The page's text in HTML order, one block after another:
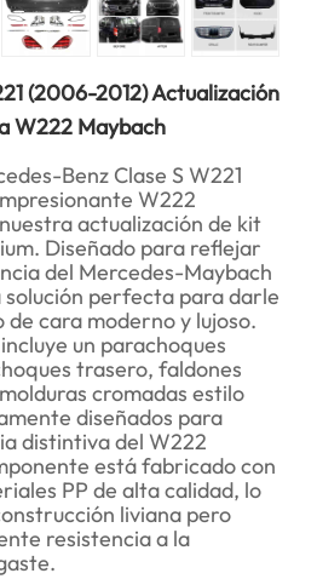
(2006-2012) Actualización
W222 Maybach
Benz Clase S W221
W222
actualización de kit
Diseñado para reflejar
del Mercedes-Maybach
perfecta para darle
de cara moderno y lujoso.
un parachoques
trasero, faldones
cromadas estilo
diseñados para
distintiva del W222
está fabricado con
PP de alta calidad, lo
liviana pero
resistencia a la